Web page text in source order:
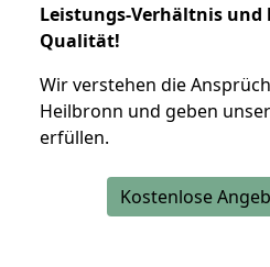
Leistungs-Verhältnis und
Qualität!
Wir verstehen die
Heilbronn und geben
erfüllen.
Kostenlose